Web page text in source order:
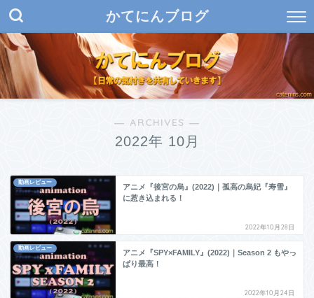
かてにんブログ
― ARCHIVES ―
2022年 10月
動画レビュー
アニメ『後宮の烏』(2022)｜孤高の烏妃『寿雪』
に惹き込まれる！
2022年10月28日
動画レビュー
アニメ『SPY×FAMILY』(2022)｜Season 2 もやっ
ぱり最高！
2022年10月24日